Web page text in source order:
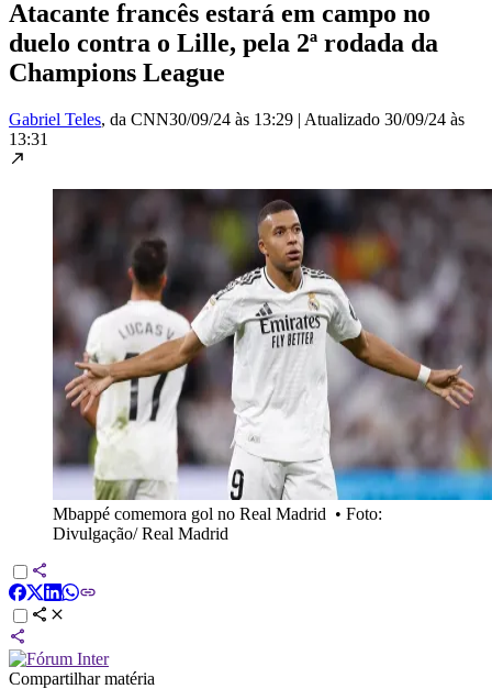
Atacante francês estará em campo no
duelo contra o Lille, pela 2ª rodada da
Champions League
Gabriel Teles, da CNN30/09/24 às 13:29 | Atualizado 30/09/24 às
13:31
Mbappé comemora gol no Real Madrid • Foto:
Divulgação/ Real Madrid
Compartilhar matéria